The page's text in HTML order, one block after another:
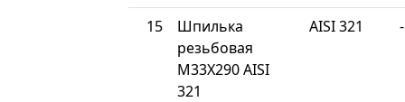
15
Шпилька
резьбовая
М33Х290 AISI
321
AISI 321 -